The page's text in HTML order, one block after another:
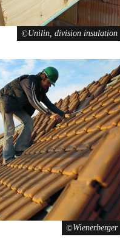
Unilin, division insulation
Wienerberger